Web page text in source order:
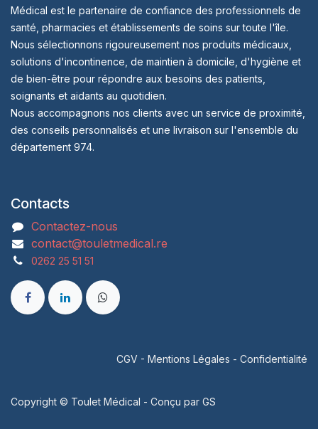
Médical est le partenaire de confiance des professionnels de
santé, pharmacies et établissements de soins sur toute l'île.
Nous sélectionnons rigoureusement nos produits médicaux,
solutions d'incontinence, de maintien à domicile, d'hygiène et
de bien-être pour répondre aux besoins des patients,
soignants et aidants au quotidien.
Nous accompagnons nos clients avec un service de proximité,
des conseils personnalisés et une livraison sur l'ensemble du
département 974.
Contacts
Contactez-nous
contact@touletmedical.re
0262 25 51 51
CGV - Mentions Légales - Confidentialité
Copyright © Toulet Médical - Conçu par GS